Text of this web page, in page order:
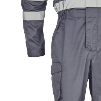
Костюмы
Штаны (Брюки)
Камуфляжные брюки
Утепленные брюки
Детские штаны
Штаны для работы